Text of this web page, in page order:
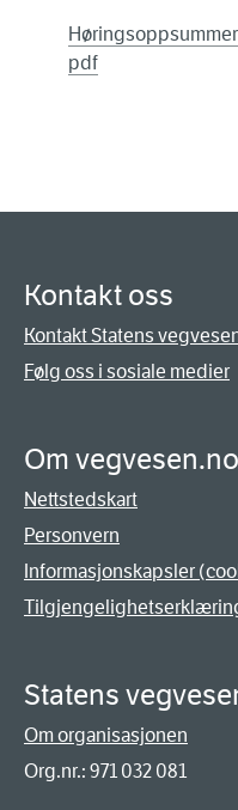
pdf
Kontakt oss
Kontakt Statens
Følg oss i sosiale medier
Om vegvesen.no
Nettstedskart
Personvern
Informasjonskapsler
Statens
Om organisasjonen
Org.nr.: 971 032 081